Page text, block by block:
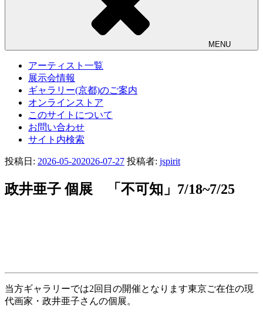
MENU
アーティスト一覧
展示会情報
ギャラリー(京都)のご案内
オンラインストア
このサイトについて
お問い合わせ
サイト内検索
投稿日: 2026-05-202026-07-27 投稿者: jspirit
政井亜子 個展 「不可知」7/18~7/25
当方ギャラリーでは2回目の開催となります東京ご在住の現
代画家・政井亜子さんの個展。